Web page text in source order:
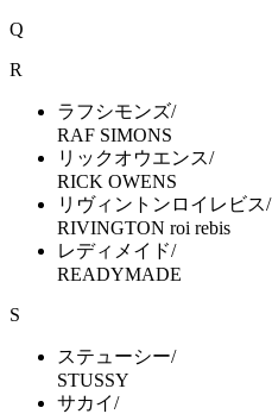
Q
R
ラフシモンズ/
RAF SIMONS
リックオウエンス/
RICK OWENS
リヴィントンロイレビス/
RIVINGTON roi rebis
レディメイド/
READYMADE
S
ステューシー/
STUSSY
サカイ/